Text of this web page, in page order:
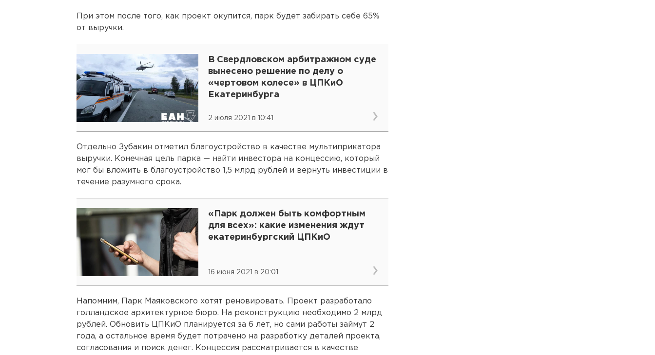
При этом после того, как проект окупится, парк будет забирать себе 65%
от выручки.
В Свердловском арбитражном суде
вынесено решение по делу о
«чертовом колесе» в ЦПКиО
Екатеринбурга
2 июля 2021 в 10:41
Отдельно Зубакин отметил благоустройство в качестве мультиприкатора
выручки. Конечная цель парка — найти инвестора на концессию, который
мог бы вложить в благоустройство 1,5 млрд рублей и вернуть инвестиции в
течение разумного срока.
«Парк должен быть комфортным
для всех»: какие изменения ждут
екатеринбургский ЦПКиО
16 июня 2021 в 20:01
Напомним, Парк Маяковского хотят реновировать. Проект разработало
голландское архитектурное бюро. На реконструкцию необходимо 2 млрд
рублей. Обновить ЦПКиО планируется за 6 лет, но сами работы займут 2
года, а остальное время будет потрачено на разработку деталей проекта,
согласования и поиск денег. Концессия рассматривается в качестве